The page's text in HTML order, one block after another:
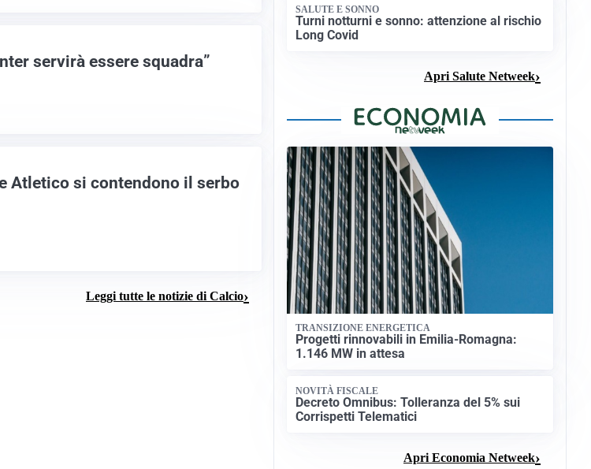
servirà essere squadra”
Atletico si contendono il serbo
Leggi tutte le notizie di Calcio
SALUTE E SONNO
Turni notturni e sonno: attenzione al rischio
Long Covid
Apri Salute Netweek
TRANSIZIONE ENERGETICA
Progetti rinnovabili in Emilia-Romagna:
1.146 MW in attesa
NOVITÀ FISCALE
Decreto Omnibus: Tolleranza del 5% sui
Corrispetti Telematici
Apri Economia Netweek